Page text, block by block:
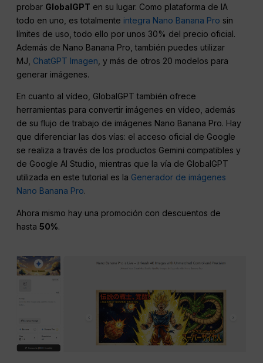
probar GlobalGPT en su lugar. Como plataforma de IA
todo en uno, es totalmente integra Nano Banana Pro sin
límites de uso, todo ello por unos 30% del precio oficial.
Además de Nano Banana Pro, también puedes utilizar
MJ, ChatGPT Imagen , y más de otros 20 modelos para
generar imágenes.
En cuanto al vídeo, GlobalGPT también ofrece
herramientas para convertir imágenes en vídeo, además
de su flujo de trabajo de imágenes Nano Banana Pro. Hay
que diferenciar las dos vías: el acceso oficial de Google
se realiza a través de los productos Gemini compatibles y
de Google AI Studio, mientras que la vía de GlobalGPT
utilizada en este tutorial es la Generador de imágenes
Nano Banana Pro.
Ahora mismo hay una promoción con descuentos de
hasta50%.